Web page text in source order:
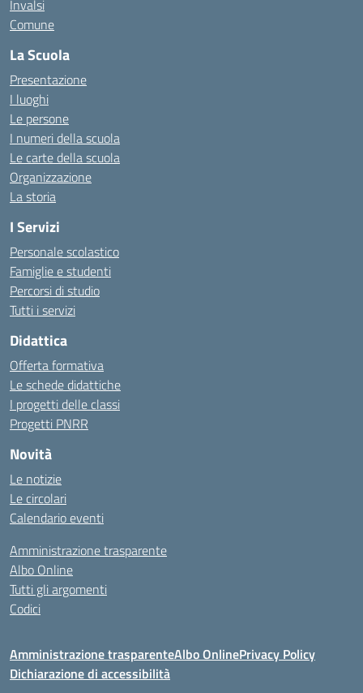
Invalsi
Comune
La Scuola
Presentazione
I luoghi
Le persone
I numeri della scuola
Le carte della scuola
Organizzazione
La storia
I Servizi
Personale scolastico
Famiglie e studenti
Percorsi di studio
Tutti i servizi
Didattica
Offerta formativa
Le schede didattiche
I progetti delle classi
Progetti PNRR
Novità
Le notizie
Le circolari
Calendario eventi
Amministrazione trasparente
Albo Online
Tutti gli argomenti
Codici
Amministrazione trasparenteAlbo OnlinePrivacy Policy
Dichiarazione di accessibilità